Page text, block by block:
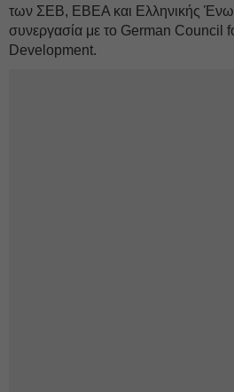
των ΣΕΒ, ΕΒΕΑ και Ελληνικής
συνεργασία με το German Council
Development.